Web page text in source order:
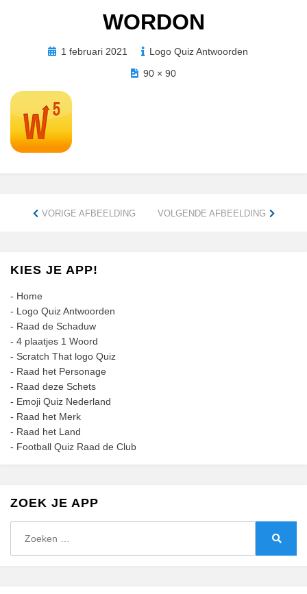
WORDON
Geplaatst
1 februari 2021
Logo Quiz Antwoorden
90 × 90
VORIGE AFBEELDING VOLGENDE AFBEELDING
KIES JE APP!
- Home
- Logo Quiz Antwoorden
- Raad de Schaduw
- 4 plaatjes 1 Woord
- Scratch That logo Quiz
- Raad het Personage
- Raad deze Schets
- Emoji Quiz Nederland
- Raad het Merk
- Raad het Land
- Football Quiz Raad de Club
ZOEK JE APP
naar: